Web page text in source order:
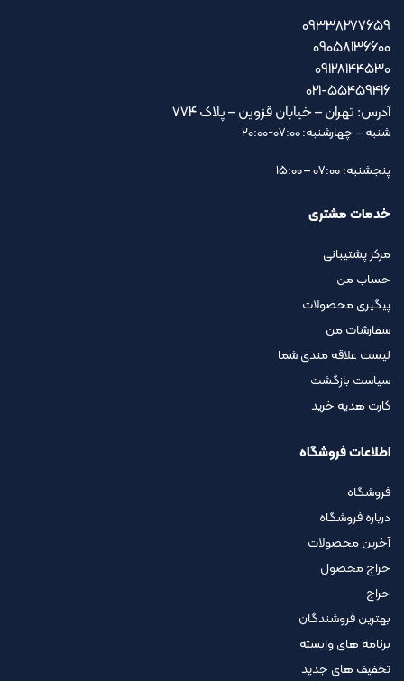
09338277659
09058136600
09128144530
021-55459416
آدرس: تهران – خیابان قزوین – پلاک ۷۷۴
شنبه – چهارشنبه: 07:00-20:00
پنجشنبه: 07:00 – 15:00
خدمات مشتری
مرکز پشتیبانی
حساب من
پیگیری محصولات
سفارشات من
لیست علاقه مندی شما
سیاست بازگشت
کارت هدیه خرید
اطلاعات فروشگاه
فروشگاه
درباره فروشگاه
آخرین محصولات
حراج محصول
حراج
بهترین فروشندگان
برنامه های وابسته
تخفیف های جدید